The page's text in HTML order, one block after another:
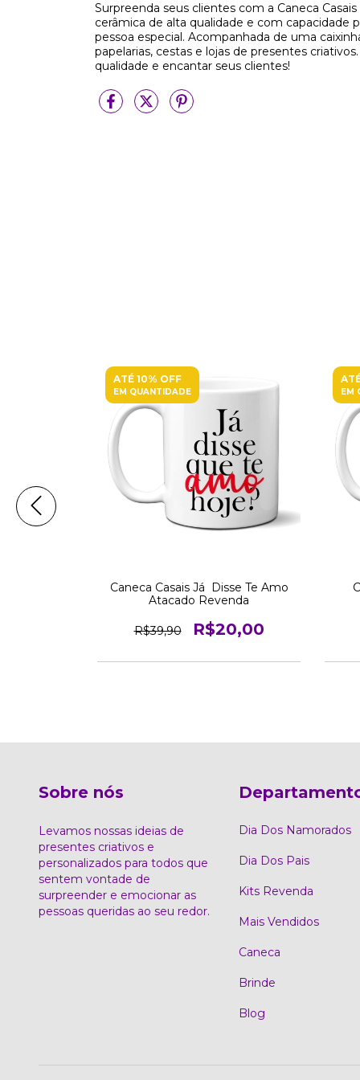
Surpreenda seus clientes com a Caneca
cerâmica de alta qualidade e com capacidade
pessoa especial. Acompanhada de uma
papelarias, cestas e lojas de presentes
qualidade e encantar seus clientes!
ATÉ 10% OFF
EM QUANTIDADE
Caneca Casais Já Disse Te Amo
Atacado Revenda
R$39,90 R$20,00
EM
Sobre nós
Levamos nossas ideias de
presentes criativos e
personalizados para todos que
sentem vontade de
surpreender e emocionar as
pessoas queridas ao seu redor.
Dia Dos Namorados
Dia Dos Pais
Kits Revenda
Mais Vendidos
Caneca
Brinde
Blog